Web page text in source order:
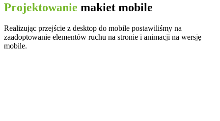
Projektowanie makiet mobile
Realizując przejście z desktop do mobile postawiliśmy na
zaadoptowanie elementów ruchu na stronie i animacji na wersję
mobile.